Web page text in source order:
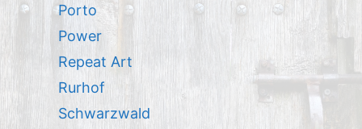
Porto
Power
Repeat Art
Rurhof
Schwarzwald